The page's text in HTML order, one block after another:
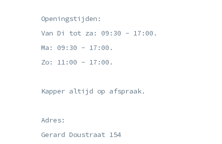
Openingstijden:
Van Di tot za: 09:30 - 17:00.
Ma: 09:30 - 17:00.
Zo: 11:00 - 17:00.
Kapper altijd op afspraak.
Adres:
Gerard Doustraat 154